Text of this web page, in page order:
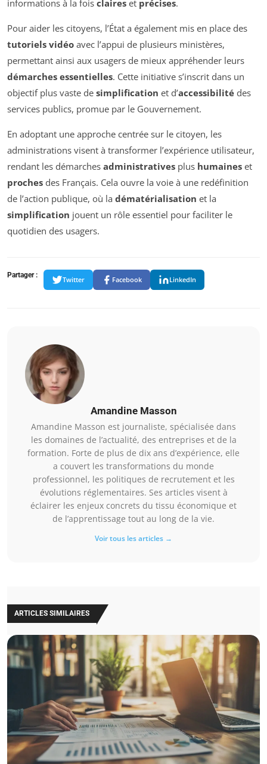
informations à la fois claires et précises.
Pour aider les citoyens, l’État a également mis en place des
tutoriels vidéo avec l’appui de plusieurs ministères,
permettant ainsi aux usagers de mieux appréhender leurs
démarches essentielles. Cette initiative s’inscrit dans un
objectif plus vaste de simplification et d’accessibilité des
services publics, promue par le Gouvernement.
En adoptant une approche centrée sur le citoyen, les
administrations visent à transformer l’expérience utilisateur,
rendant les démarches administratives plus humaines et
proches des Français. Cela ouvre la voie à une redéfinition
de l’action publique, où la dématérialisation et la
simplification jouent un rôle essentiel pour faciliter le
quotidien des usagers.
Partager :
Twitter Facebook LinkedIn
Amandine Masson
Amandine Masson est journaliste, spécialisée dans
les domaines de l’actualité, des entreprises et de la
formation. Forte de plus de dix ans d’expérience, elle
a couvert les transformations du monde
professionnel, les politiques de recrutement et les
évolutions réglementaires. Ses articles visent à
éclairer les enjeux concrets du tissu économique et
de l’apprentissage tout au long de la vie.
Voir tous les articles →
ARTICLES SIMILAIRES